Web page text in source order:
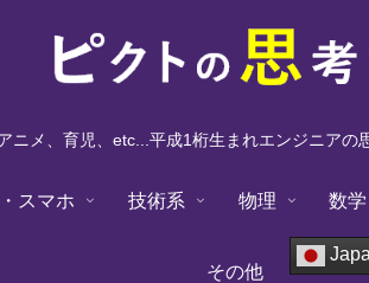
ニメ、育児、etc...平成1桁生まれエンジニアの
スマホ 技術系 物理 数学
その他